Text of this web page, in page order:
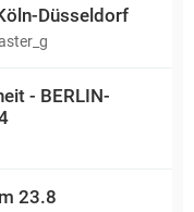
Düsseldorf
- BERLIN-
23.8